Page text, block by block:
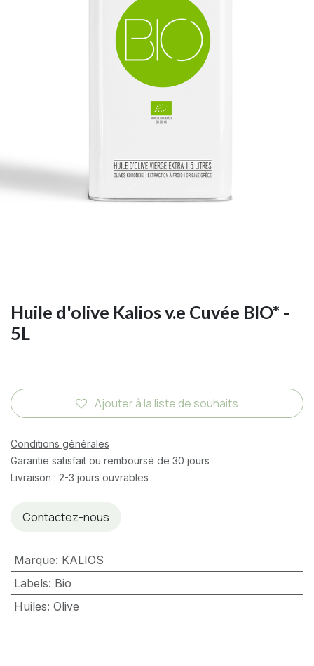
Huile d'olive Kalios v.e Cuvée BIO* -
5L
Ajouter à la liste de souhaits
Conditions générales
Garantie satisfait ou remboursé de 30 jours
Livraison : 2-3 jours ouvrables
Contactez-nous
Marque: KALIOS
Labels: Bio
Huiles: Olive